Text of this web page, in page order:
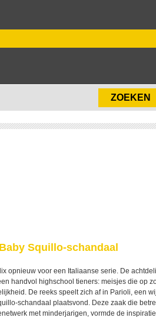
Squillo-schandaal
opnieuw voor een Italiaanse serie. De
handvol highschool tieners: meisjes die op
De reeks speelt zich af in Parioli, een
schandaal plaatsvond. Deze zaak die
met minderjarigen, vormde de